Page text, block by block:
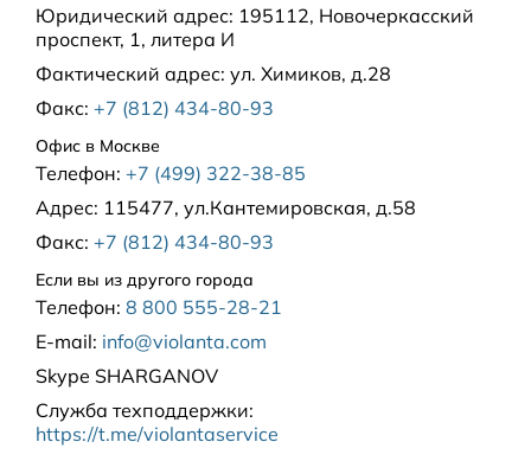
Юридический адрес: 195112, Новочеркасский
проспект, 1, литера И
Фактический адрес: ул. Химиков, д.28
Факс: +7 (812) 434-80-93
Офис в Москве
Телефон: +7 (499) 322-38-85
Адрес: 115477, ул.Кантемировская, д.58
Факс: +7 (812) 434-80-93
Если вы из другого города
Телефон: 8 800 555-28-21
E-mail: info@violanta.com
Skype SHARGANOV
Служба техподдержки:
https://t.me/violantaservice